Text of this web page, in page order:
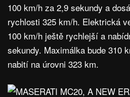
100 km/h za 2,9 sekundy a
rychlosti 325 km/h. Elektrická
100 km/h ještě rychlejší a
sekundy. Maximálka bude 310
nabití na úrovni 323 km.